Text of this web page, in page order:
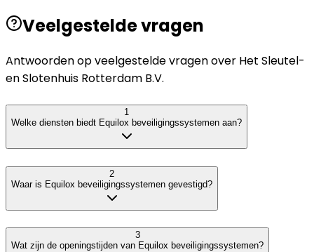
Veelgestelde vragen
Antwoorden op veelgestelde vragen over Het Sleutel-
en Slotenhuis Rotterdam B.V.
1
Welke diensten biedt Equilox beveiligingssystemen aan?
2
Waar is Equilox beveiligingssystemen gevestigd?
3
Wat zijn de openingstijden van Equilox beveiligingssystemen?